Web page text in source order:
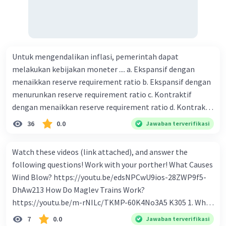
Untuk mengendalikan inflasi, pemerintah dapat
melakukan kebijakan moneter .... a. Ekspansif dengan
menaikkan reserve requirement ratio b. Ekspansif dengan
menurunkan reserve requirement ratio c. Kontraktif
dengan menaikkan reserve requirement ratio d. Kontraktif
dengan menurunkan reserve requirement ratio e.
Ekspansif dengan menaikkan tingkat diskonto Bila Bank
ceteris paribus maka .... a. Menimbulkan inflasi di mana
bentuk kurva jumlah uang beredar (penawaran uang) naik
dari kiri bawah ke kanan atas b. Menimbulkan deflasi di
mana bentuk kurva jumlah uang beredar (penawaran
uang) naik dari kiri bawah ke kanan atas c. Tingkat bunga
meningkat di mana bentuk kurva jumlah uang beredar
36 0.0 Jawaban terverifikasi
Watch these videos (link attached), and answer the
following questions! Work with your porther! What Causes
Wind Blow? https://youtu.be/edsNPCwU9ios-28ZWP9f5-
DhAw213 How Do Maglev Trains Work?
https://youtu.be/m-rNILc/TKMP-60K4No3A5 K305 1. What
happens to air molecules when air heats them up? 2. Why
7 0.0 Jawaban terverifikasi